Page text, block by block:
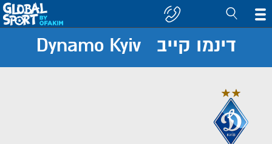
חפש
קבוצה/יעד
דינמו קייב Dynamo Kyiv